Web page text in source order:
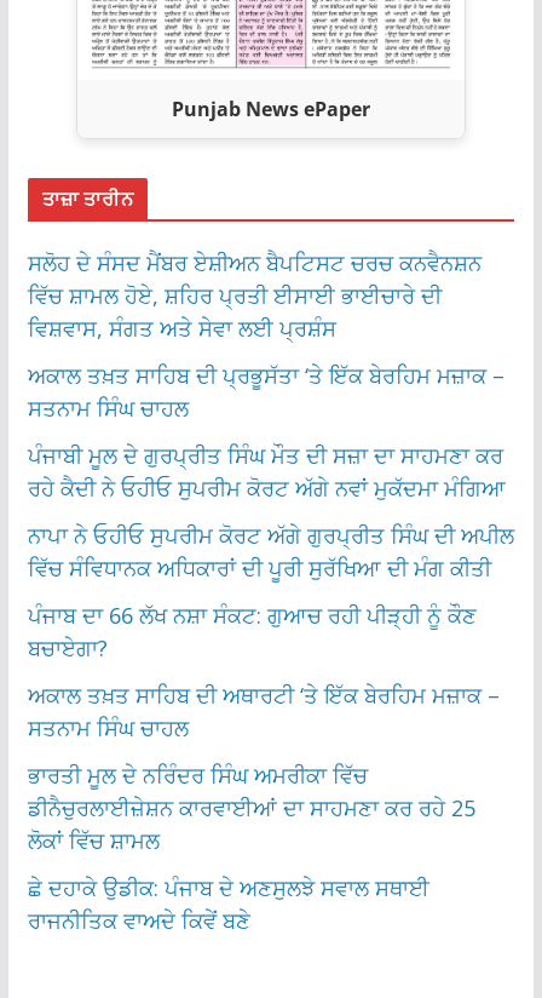
Punjab News ePaper
ਤਾਜ਼ਾ ਤਾਰੀਨ
ਸਲੋਹ ਦੇ ਸੰਸਦ ਮੈਂਬਰ ਏਸ਼ੀਅਨ ਬੈਪਟਿਸਟ ਚਰਚ ਕਨਵੈਨਸ਼ਨ
ਵਿੱਚ ਸ਼ਾਮਲ ਹੋਏ, ਸ਼ਹਿਰ ਪ੍ਰਤੀ ਈਸਾਈ ਭਾਈਚਾਰੇ ਦੀ
ਵਿਸ਼ਵਾਸ, ਸੰਗਤ ਅਤੇ ਸੇਵਾ ਲਈ ਪ੍ਰਸ਼ੰਸ
ਅਕਾਲ ਤਖ਼ਤ ਸਾਹਿਬ ਦੀ ਪ੍ਰਭੂਸੱਤਾ ‘ਤੇ ਇੱਕ ਬੇਰਹਿਮ ਮਜ਼ਾਕ –
ਸਤਨਾਮ ਸਿੰਘ ਚਾਹਲ
ਪੰਜਾਬੀ ਮੂਲ ਦੇ ਗੁਰਪ੍ਰੀਤ ਸਿੰਘ ਮੌਤ ਦੀ ਸਜ਼ਾ ਦਾ ਸਾਹਮਣਾ ਕਰ
ਰਹੇ ਕੈਦੀ ਨੇ ਓਹੀਓ ਸੁਪਰੀਮ ਕੋਰਟ ਅੱਗੇ ਨਵਾਂ ਮੁਕੱਦਮਾ ਮੰਗਿਆ
ਨਾਪਾ ਨੇ ਓਹੀਓ ਸੁਪਰੀਮ ਕੋਰਟ ਅੱਗੇ ਗੁਰਪ੍ਰੀਤ ਸਿੰਘ ਦੀ ਅਪੀਲ
ਵਿੱਚ ਸੰਵਿਧਾਨਕ ਅਧਿਕਾਰਾਂ ਦੀ ਪੂਰੀ ਸੁਰੱਖਿਆ ਦੀ ਮੰਗ ਕੀਤੀ
ਪੰਜਾਬ ਦਾ 66 ਲੱਖ ਨਸ਼ਾ ਸੰਕਟ: ਗੁਆਚ ਰਹੀ ਪੀੜ੍ਹੀ ਨੂੰ ਕੌਣ
ਬਚਾਏਗਾ?
ਅਕਾਲ ਤਖ਼ਤ ਸਾਹਿਬ ਦੀ ਅਥਾਰਟੀ ‘ਤੇ ਇੱਕ ਬੇਰਹਿਮ ਮਜ਼ਾਕ –
ਸਤਨਾਮ ਸਿੰਘ ਚਾਹਲ
ਭਾਰਤੀ ਮੂਲ ਦੇ ਨਰਿੰਦਰ ਸਿੰਘ ਅਮਰੀਕਾ ਵਿੱਚ
ਡੀਨੈਚੁਰਲਾਈਜ਼ੇਸ਼ਨ ਕਾਰਵਾਈਆਂ ਦਾ ਸਾਹਮਣਾ ਕਰ ਰਹੇ 25
ਲੋਕਾਂ ਵਿੱਚ ਸ਼ਾਮਲ
ਛੇ ਦਹਾਕੇ ਉਡੀਕ: ਪੰਜਾਬ ਦੇ ਅਣਸੁਲਝੇ ਸਵਾਲ ਸਥਾਈ
ਰਾਜਨੀਤਿਕ ਵਾਅਦੇ ਕਿਵੇਂ ਬਣੇ